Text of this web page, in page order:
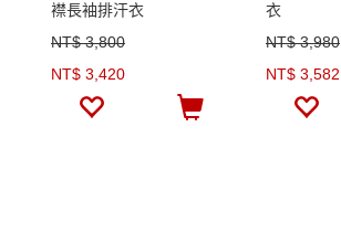
襟長袖排汗衣
NT$ 3,800
NT$ 3,420
衣
NT$ 3,980
NT$ 3,582